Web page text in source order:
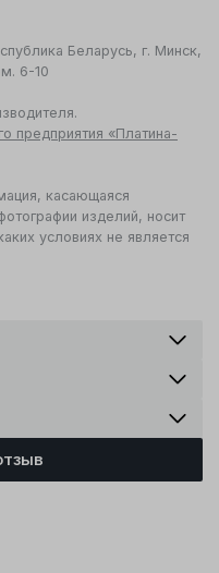
Беларусь, г. Минск,
6-10
предприятия «Платина-
касающаяся
изделий, носит
условиях не является